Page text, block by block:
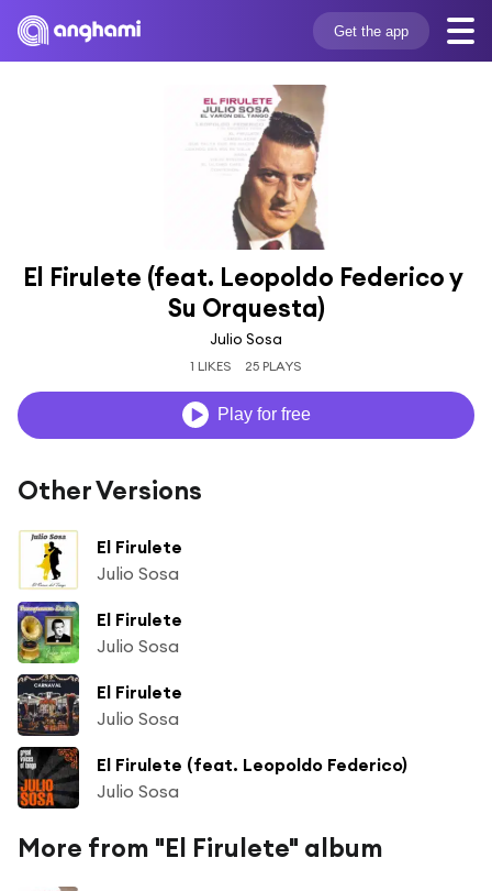
Get the app
El Firulete (feat. Leopoldo Federico y
Su Orquesta)
Julio Sosa
1 LIKES 25 PLAYS
Play for free
Other Versions
El Firulete
Julio Sosa
El Firulete
Julio Sosa
El Firulete
Julio Sosa
El Firulete (feat. Leopoldo Federico)
Julio Sosa
More from "El Firulete" album